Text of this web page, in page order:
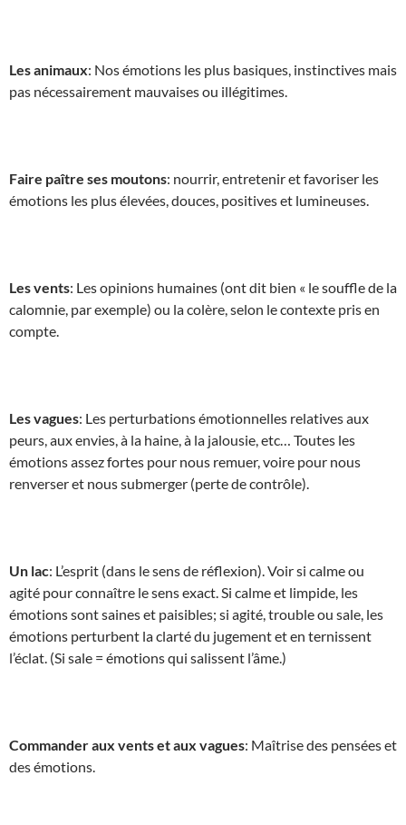
Les animaux: Nos émotions les plus basiques, instinctives mais
pas nécessairement mauvaises ou illégitimes.
Faire paître ses moutons: nourrir, entretenir et favoriser les
émotions les plus élevées, douces, positives et lumineuses.
Les vents: Les opinions humaines (ont dit bien « le souffle de la
calomnie, par exemple) ou la colère, selon le contexte pris en
compte.
Les vagues: Les perturbations émotionnelles relatives aux
peurs, aux envies, à la haine, à la jalousie, etc… Toutes les
émotions assez fortes pour nous remuer, voire pour nous
renverser et nous submerger (perte de contrôle).
Un lac: L’esprit (dans le sens de réflexion). Voir si calme ou
agité pour connaître le sens exact. Si calme et limpide, les
émotions sont saines et paisibles; si agité, trouble ou sale, les
émotions perturbent la clarté du jugement et en ternissent
l’éclat. (Si sale = émotions qui salissent l’âme.)
Commander aux vents et aux vagues: Maîtrise des pensées et
des émotions.